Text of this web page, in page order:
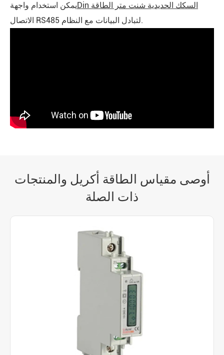
Din السكك الحديدية شنت متر الطاقة
يمكن استخدام واجهة
الاتصال RS485 لتبادل البيانات مع النظام.
أوصى مقياس الطاقة أكريل والمنتجات
ذات الصلة